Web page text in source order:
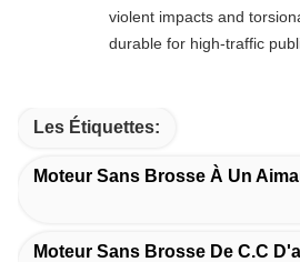
violent impacts and
durable for high-traffic
Les Étiquettes:
Moteur Sans Brosse À Un
Moteur Sans Brosse De C.C